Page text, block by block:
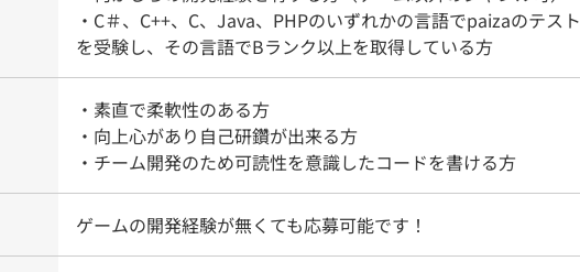
・C＃、C++、C、Java、PHPのいずれかの言語でpaizaのテスト
を受験し、その言語でBランク以上を取得している方
・素直で柔軟性のある方
・向上心があり自己研鑽が出来る方
・チーム開発のため可読性を意識したコードを書ける方
ゲームの開発経験が無くても応募可能です！